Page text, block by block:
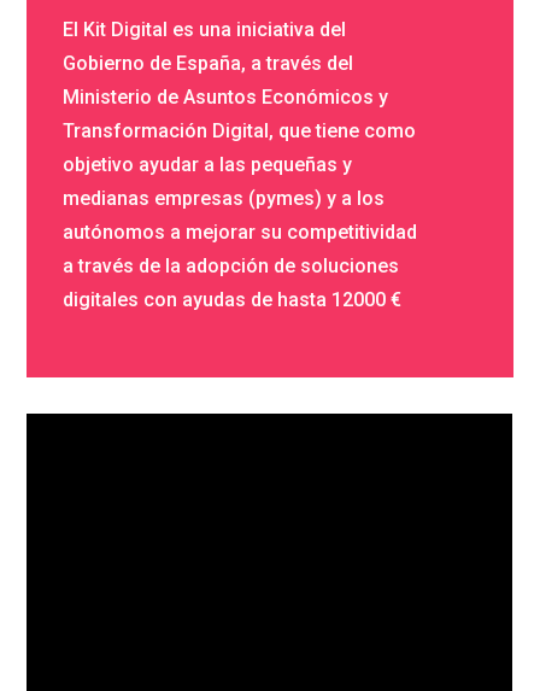
El Kit Digital es una iniciativa del
Gobierno de España, a través del
Ministerio de Asuntos Económicos y
Transformación Digital, que tiene como
objetivo ayudar a las pequeñas y
medianas empresas (pymes) y a los
autónomos a mejorar su competitividad
a través de la adopción de soluciones
digitales con ayudas de hasta 12000 €